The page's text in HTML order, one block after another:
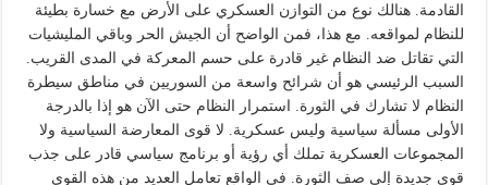
القادمة. هنالك نوع من التوازن العسكري على الأرض مع خسارة بطيئة
للنظام لمواقعه. مع هذا، فمن الواضح أن الجيش الحر وباقي المليشيات
التي تقاتل ضد النظام غير قادرة على حسم المعركة في المدى القريب.
السبب الرئيسي هو أن شرائح واسعة من السوريين في مناطق سيطرة
النظام لا تشارك في الثورة. استمرار النظام حتى الآن هو إذا بالدرجة
الأولى مسألة سياسية وليس عسكرية. لا قوى المعارضة السياسية ولا
المجموعات العسكرية تملك أي رؤية أو برنامج سياسي قادر على جذب
قوى جديدة إلى صف الثورة. في الواقع تعامل العديد من هذه القوى